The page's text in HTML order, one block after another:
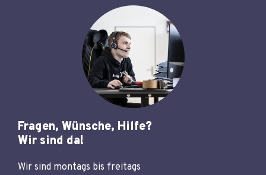
Fragen, Wünsche, Hilfe?
Wir sind da!
Wir sind montags bis freitags